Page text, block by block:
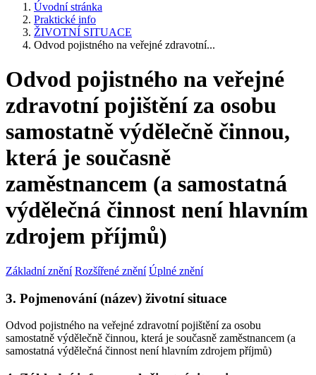
Úvodní stránka
Praktické info
ŽIVOTNÍ SITUACE
Odvod pojistného na veřejné zdravotní...
Odvod pojistného na veřejné
zdravotní pojištění za osobu
samostatně výdělečně činnou,
která je současně
zaměstnancem (a samostatná
výdělečná činnost není hlavním
zdrojem příjmů)
Základní znění Rozšířené znění Úplné znění
3. Pojmenování (název) životní situace
Odvod pojistného na veřejné zdravotní pojištění za osobu
samostatně výdělečně činnou, která je současně zaměstnancem (a
samostatná výdělečná činnost není hlavním zdrojem příjmů)